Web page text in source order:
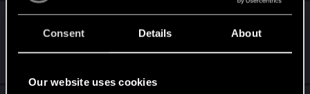
Consent Details About
Our website uses cookies
Prolog dla Nomada. Wszedłem do jednego z
budynków :-)